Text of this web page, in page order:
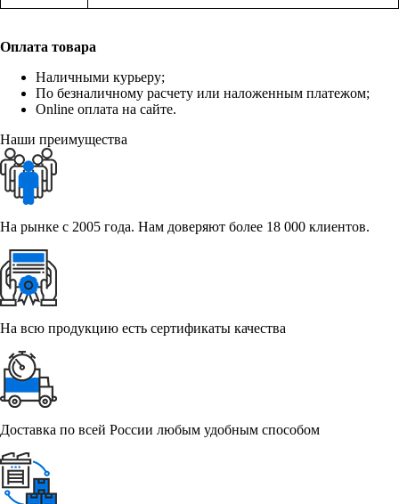
Оплата товара
Наличными курьеру;
По безналичному расчету или наложенным платежом;
Online оплата на сайте.
Наши преимущества
На рынке с 2005 года. Нам доверяют более 18 000 клиентов.
На всю продукцию есть сертификаты качества
Доставка по всей России любым удобным способом